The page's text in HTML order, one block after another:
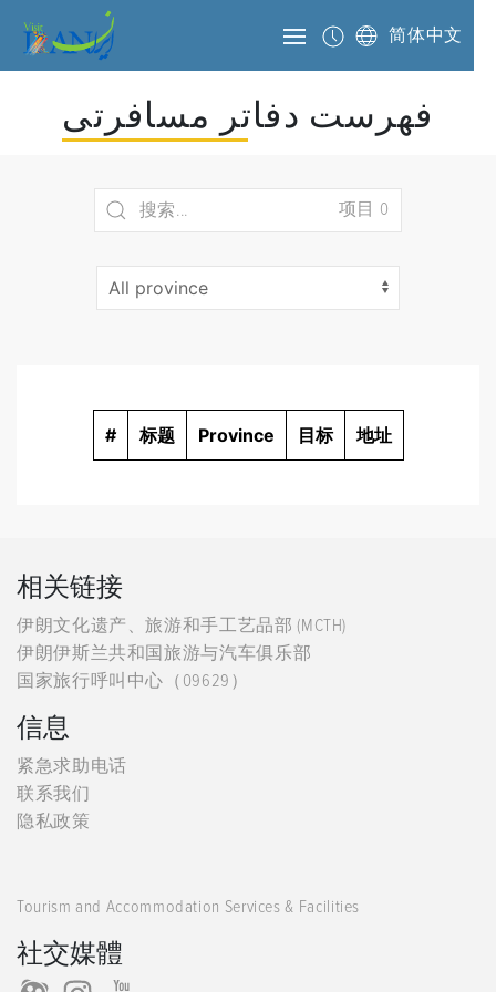
简体中文
فهرست دفاتر مسافرتی
项目 0
# 标题 Province 目标 地址
相关链接
伊朗文化遗产、旅游和手工艺品部 (MCTH)
伊朗伊斯兰共和国旅游与汽车俱乐部
国家旅行呼叫中心（09629）
信息
紧急求助电话
联系我们
隐私政策
Tourism and Accommodation Services & Facilities
社交媒體